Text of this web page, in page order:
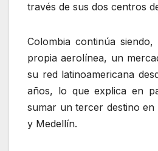
través de sus dos centros
Colombia continúa
propia aerolínea, un
su red latinoamericana
años, lo que explica en
sumar un tercer destino en
y Medellín.